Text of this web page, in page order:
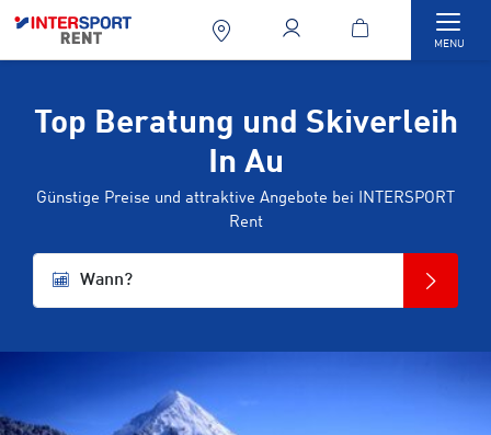
MENU
Top Beratung und Skiverleih
In Au
Günstige Preise und attraktive Angebote bei INTERSPORT
Rent
Wann?